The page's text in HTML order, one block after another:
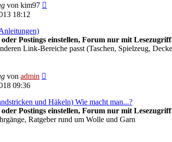
von kim97
18:12
Postings einstellen, Forum nur mit
Link-Bereiche passt (Taschen, Spielzeug,
von admin
09:36
und Häkeln) Wie macht man...?
Postings einstellen, Forum nur mit
Ratgeber rund um Wolle und Garn